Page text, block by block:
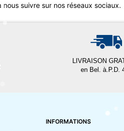
nous suivre sur nos réseaux sociaux.
LIVRAISON
en Bel. à.P.D.
INFORMATIONS